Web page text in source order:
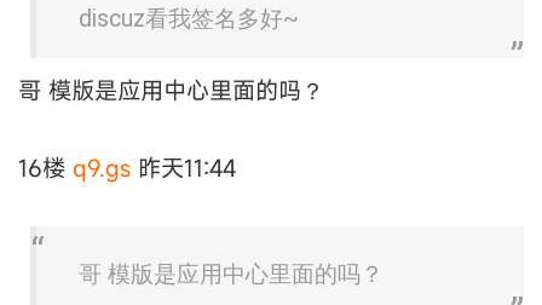
discuz看我签名多好~
哥 模版是应用中心里面的吗？
16楼 q9.gs 昨天11:44
哥 模版是应用中心里面的吗？